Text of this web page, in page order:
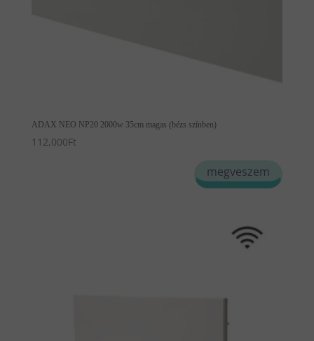
ADAX NEO NP20 2000w 35cm magas (bézs színben)
112,000Ft
megveszem